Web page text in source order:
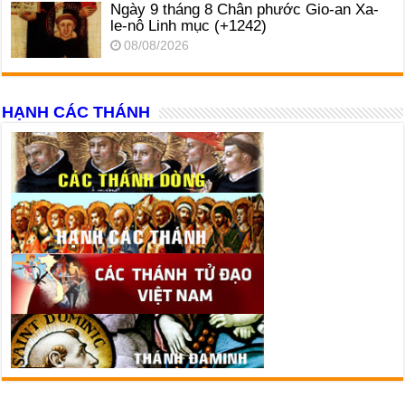
Ngày 9 tháng 8 Chân phước Gio-an Xa-
le-nô Linh mục (+1242)
08/08/2026
HẠNH CÁC THÁNH